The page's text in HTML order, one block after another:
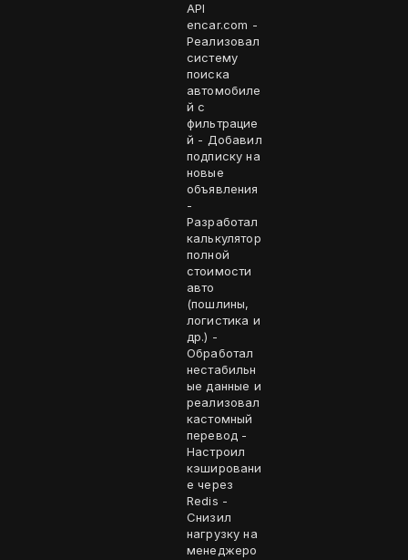
API
encar.com -
Реализовал
систему
поиска
автомобиле
й с
фильтрацие
й - Добавил
подписку на
новые
объявления
-
Разработал
калькулятор
полной
стоимости
авто
(пошлины,
логистика и
др.) -
Обработал
нестабильн
ые данные и
реализовал
кастомный
перевод -
Настроил
кэшировани
е через
Redis -
Снизил
нагрузку на
менеджеро